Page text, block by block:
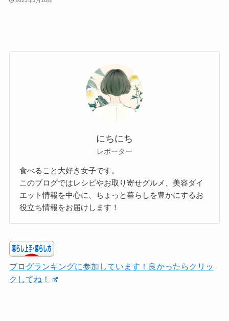
にちにち
レポーター
食べること大好き女子です。
このブログではレシピやお取り寄せグルメ、美容ダイ
エット情報を中心に、ちょっと暮らしを豊かにするお
役立ち情報をお届けします！
ブログランキングに参加しています！良かったらクリッ
クしてね！